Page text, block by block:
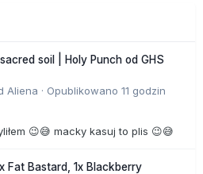
soil | Holy Punch od GHS
Aliena · Opublikowano 11 godzin
😉😅 macky kasuj to plis 😉😅
Fat Bastard, 1x Blackberry